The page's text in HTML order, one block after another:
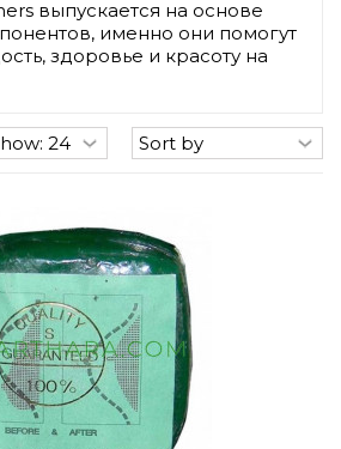
выпускается на основе
именно они помогут
здоровье и красоту на